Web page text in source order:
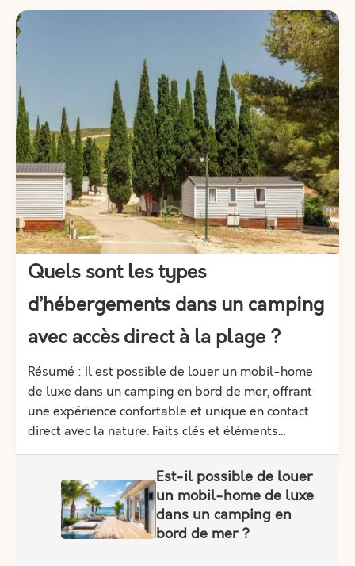
Quels sont les types
d’hébergements dans un camping
avec accès direct à la plage ?
Résumé : Il est possible de louer un mobil-home
de luxe dans un camping en bord de mer, offrant
une expérience confortable et unique en contact
direct avec la nature. Faits clés et éléments…
Est-il possible de louer
un mobil-home de luxe
dans un camping en
bord de mer ?